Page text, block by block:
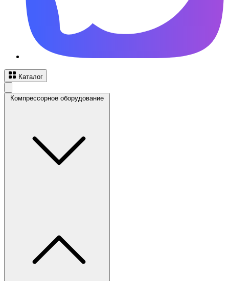
Каталог
Компрессорное оборудование